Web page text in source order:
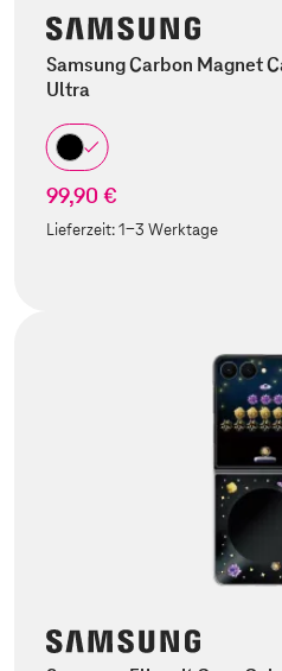
Samsung Carbon Magnet
Ultra
99,90 €
Lieferzeit:1-3 Werktage